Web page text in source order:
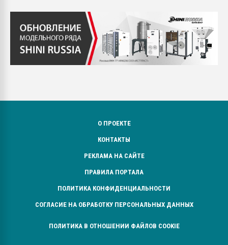
О ПРОЕКТЕ
КОНТАКТЫ
РЕКЛАМА НА САЙТЕ
ПРАВИЛА ПОРТАЛА
ПОЛИТИКА КОНФИДЕНЦИАЛЬНОСТИ
СОГЛАСИЕ НА ОБРАБОТКУ ПЕРСОНАЛЬНЫХ ДАННЫХ
ПОЛИТИКА В ОТНОШЕНИИ ФАЙЛОВ COOKIE